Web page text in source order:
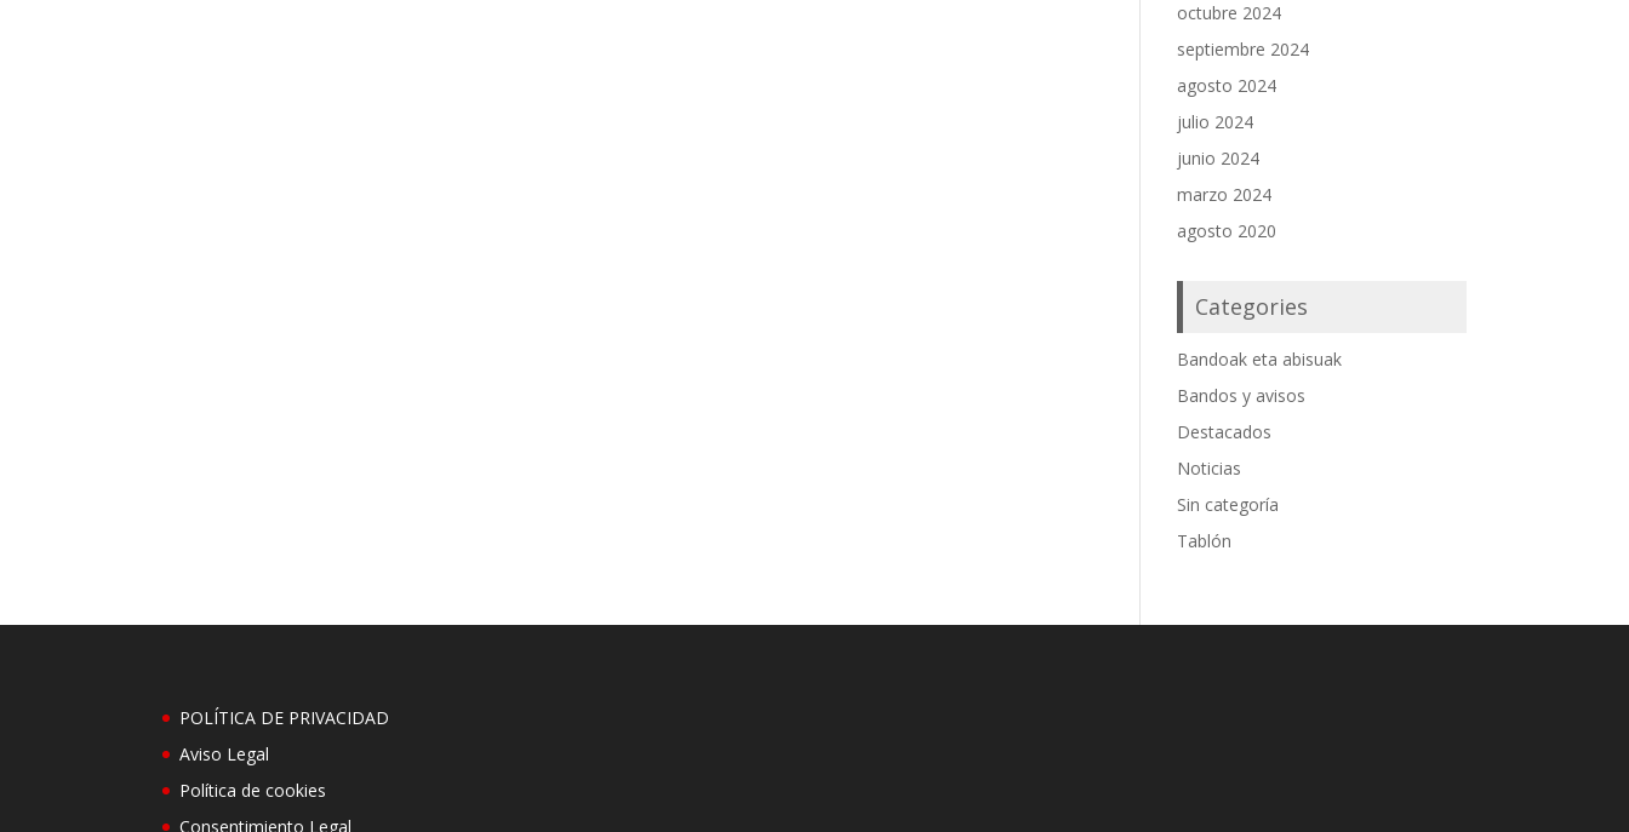
octubre 2024
septiembre 2024
agosto 2024
julio 2024
junio 2024
marzo 2024
agosto 2020
Categories
Bandoak eta abisuak
Bandos y avisos
Destacados
Noticias
Sin categoría
Tablón
POLÍTICA DE PRIVACIDAD
Aviso Legal
Política de cookies
Consentimiento Legal